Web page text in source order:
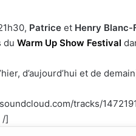
Patrice et Henry Blanc-
du Warm Up Show Festival
d’aujourd’hui et de
tracks/
/]